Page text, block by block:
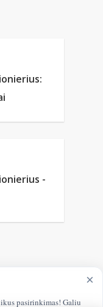
-
×
pasirinkimas! Galiu